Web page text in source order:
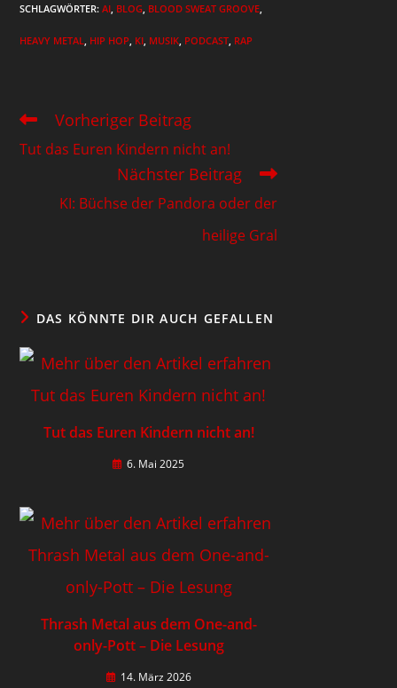
SCHLAGWÖRTER:AI BLOG BLOOD SWEAT GROOVE
HEAVY METAL HIP HOP KI MUSIK PODCAST RAP
Vorheriger Beitrag
Tut das Euren Kindern nicht an!
Nächster Beitrag
KI: Büchse der Pandora oder der
heilige Gral
DAS KÖNNTE DIR AUCH GEFALLEN
Tut das Euren Kindern nicht an!
6. Mai 2025
Thrash Metal aus dem One-and-
only-Pott – Die Lesung
14. März 2026